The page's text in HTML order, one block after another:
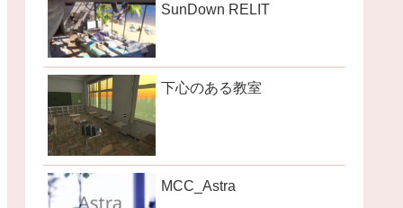
SunDown RELIT
下心のある教室
MCC_Astra